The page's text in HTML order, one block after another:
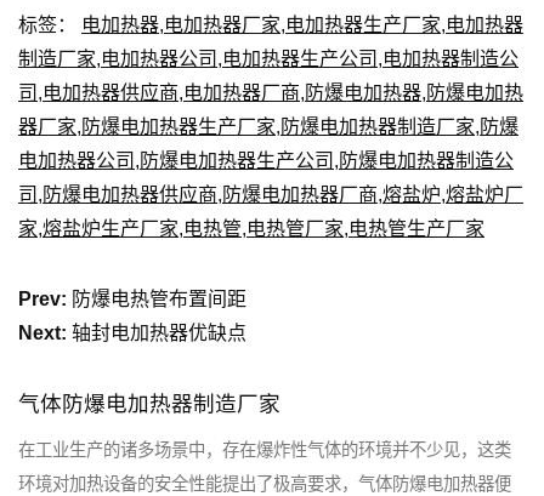
标签： 电加热器,电加热器厂家,电加热器生产厂家,电加热器
制造厂家,电加热器公司 ,电加热器生产公司 ,电加热器制造公
司 ,电加热器供应商,电加热器厂商, 防爆电加热器, 防爆电加热
器厂家, 防爆电加热器生产厂家, 防爆电加热器制造厂家, 防爆
电加热器公司 , 防爆电加热器生产公司 , 防爆电加热器制造公
司 , 防爆电加热器供应商, 防爆电加热器厂商,熔盐炉,熔盐炉厂
家,熔盐炉生产厂家,电热管,电热管厂家,电热管生产厂家
Prev: 防爆电热管布置间距
Next: 轴封电加热器优缺点
气体防爆电加热器制造厂家
在工业生产的诸多场景中，存在爆炸性气体的环境并不少见，这类
环境对加热设备的安全性能提出了极高要求，气体防爆电加热器便